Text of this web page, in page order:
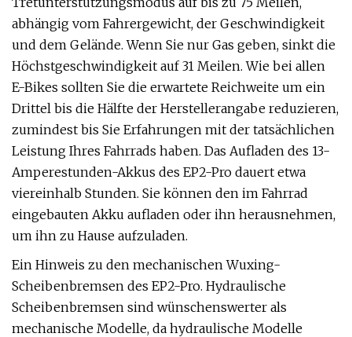
abhängig vom Fahrergewicht, der Geschwindigkeit
und dem Gelände. Wenn Sie nur Gas geben, sinkt die
Höchstgeschwindigkeit auf 31 Meilen. Wie bei allen
E-Bikes sollten Sie die erwartete Reichweite um ein
Drittel bis die Hälfte der Herstellerangabe reduzieren,
zumindest bis Sie Erfahrungen mit der tatsächlichen
Leistung Ihres Fahrrads haben. Das Aufladen des 13-
Amperestunden-Akkus des EP2-Pro dauert etwa
viereinhalb Stunden. Sie können den im Fahrrad
eingebauten Akku aufladen oder ihn herausnehmen,
um ihn zu Hause aufzuladen.
Ein Hinweis zu den mechanischen Wuxing-
Scheibenbremsen des EP2-Pro. Hydraulische
Scheibenbremsen sind wünschenswerter als
mechanische Modelle, da hydraulische Modelle